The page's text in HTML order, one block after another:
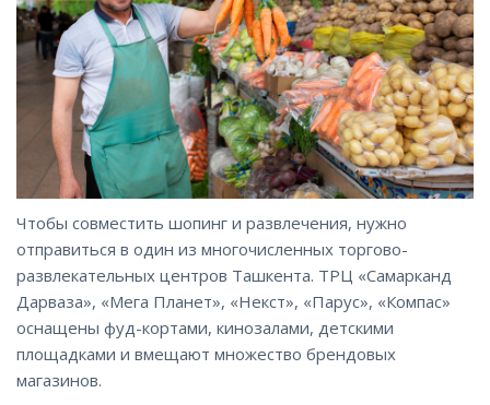
Чтобы совместить шопинг и развлечения, нужно
отправиться в один из многочисленных торгово-
развлекательных центров Ташкента. ТРЦ «Самарканд
Дарваза», «Мега Планет», «Некст», «Парус», «Компас»
оснащены фуд-кортами, кинозалами, детскими
площадками и вмещают множество брендовых
магазинов.